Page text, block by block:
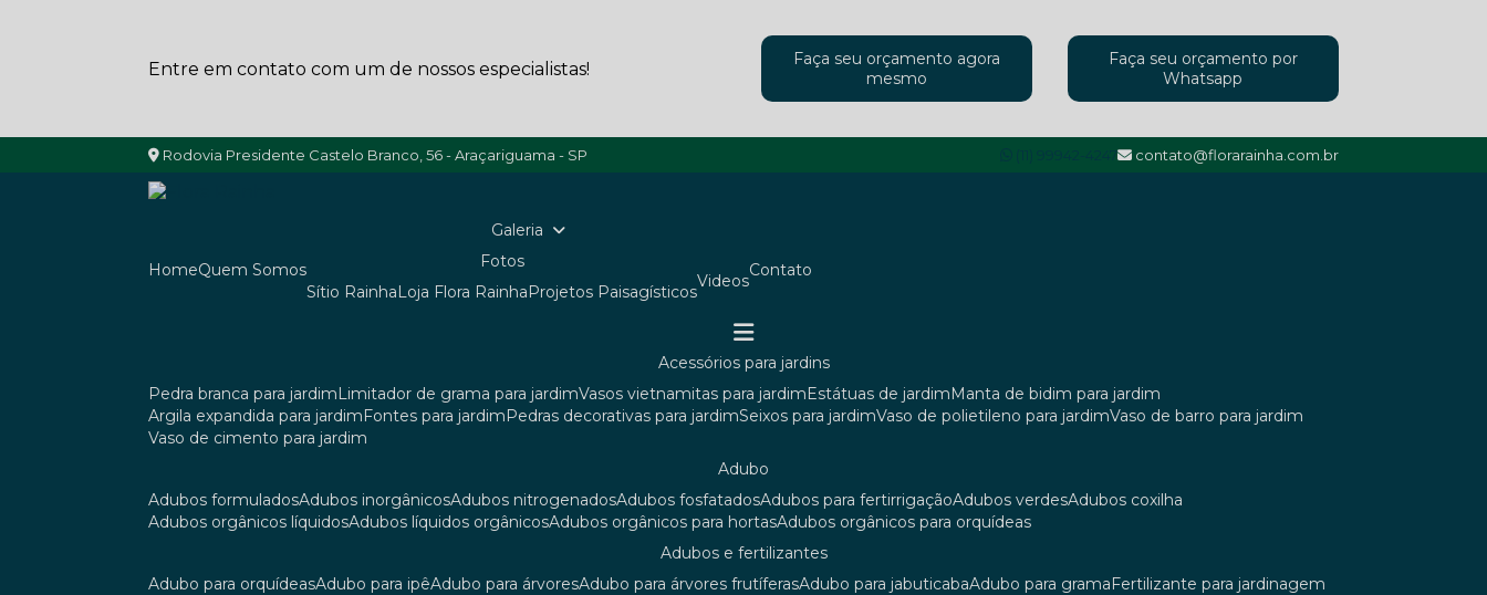
Entre em contato com um de nossos especialistas!
Faça seu orçamento agora
mesmo
Faça seu orçamento por
Whatsapp
Rodovia Presidente Castelo Branco, 56 - Araçariguama - SP contato@florarainha.com.br
Home Quem Somos
Galeria
Fotos
Sítio Rainha
Loja Flora Rainha Projetos Paisagísticos
Videos
Contato
acessórios para jardins
pedra branca para jardim
limitador de grama para jardim vasos vietnamitas para jardim estátuas de jardim
manta de bidim para jardim
argila expandida para jardim
fontes para jardim pedras decorativas para jardim seixos para jardim vaso de polietileno para jardim vaso de barro para jardim
vaso de cimento para jardim
adubo
adubos formulados adubos inorgânicos adubos nitrogenados adubos fosfatados adubos para fertirrigação adubos verdes adubos coxilha
adubos orgânicos líquidos adubos líquidos orgânicos adubos orgânicos para hortas adubos orgânicos para orquídeas
adubos e fertilizantes
adubo para orquídeas adubo para ipê adubo para árvores adubo para árvores frutíferas adubo para jabuticaba adubo para grama
fertilizante para jardinagem